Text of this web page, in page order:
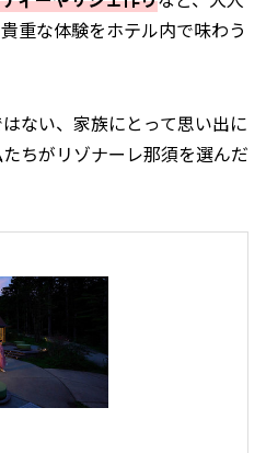
重な体験をホテル内で味わう
ない、家族にとって思い出に
ちがリゾナーレ那須を選んだ